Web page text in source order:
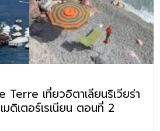
เที่ยวอิตาเลียนริเวียร่า
ดิเตอร์เรเนียน ตอนที่ 2